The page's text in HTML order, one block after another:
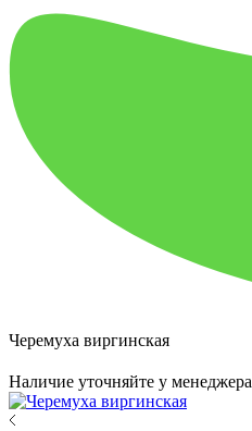
Черемуха виргинская
Наличие уточняйте у менеджера